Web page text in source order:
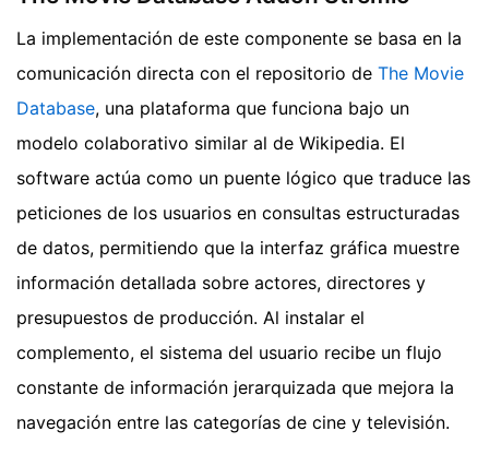
La implementación de este componente se basa en la
comunicación directa con el repositorio de The Movie
Database, una plataforma que funciona bajo un
modelo colaborativo similar al de Wikipedia. El
software actúa como un puente lógico que traduce las
peticiones de los usuarios en consultas estructuradas
de datos, permitiendo que la interfaz gráfica muestre
información detallada sobre actores, directores y
presupuestos de producción. Al instalar el
complemento, el sistema del usuario recibe un flujo
constante de información jerarquizada que mejora la
navegación entre las categorías de cine y televisión.